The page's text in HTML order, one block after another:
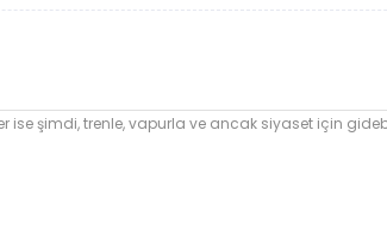
ise şimdi, trenle, vapurla ve ancak siyaset için